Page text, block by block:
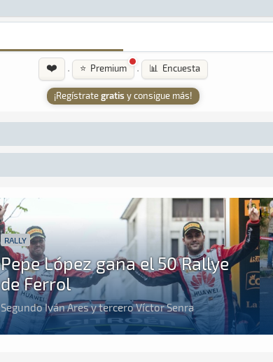
❤️ · ⭐ Premium · 📊 Encuesta
¡Regístrategratis y consigue más!
RALLY
Pepe López gana el 50 Rallye
de Ferrol
Segundo Iván Ares y tercero Víctor Senra